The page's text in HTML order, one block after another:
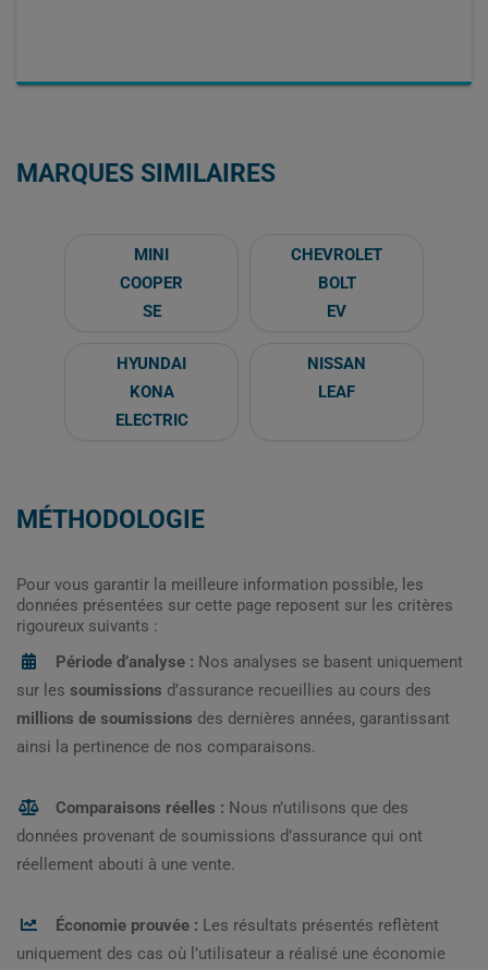
MARQUES SIMILAIRES
MINI
COOPER
SE
CHEVROLET
BOLT
EV
HYUNDAI
KONA
ELECTRIC
NISSAN
LEAF
MÉTHODOLOGIE
Pour vous garantir la meilleure information possible, les
données présentées sur cette page reposent sur les critères
rigoureux suivants :
Période d’analyse : Nos analyses se basent uniquement
sur les soumissions d’assurance recueillies au cours des
millions de soumissions des dernières années, garantissant
ainsi la pertinence de nos comparaisons.
Comparaisons réelles : Nous n’utilisons que des
données provenant de soumissions d’assurance qui ont
réellement abouti à une vente.
Économie prouvée : Les résultats présentés reflètent
uniquement des cas où l’utilisateur a réalisé une économie